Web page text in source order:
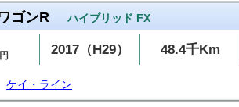
ゴンR ハイブリッド FX
2017（H29） 48.4千Km
ケイ・ライン